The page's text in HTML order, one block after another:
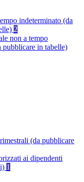
indeterminato (da
2
non a tempo
pubblicare in tabelle)
(da pubblicare
ai dipendenti
1